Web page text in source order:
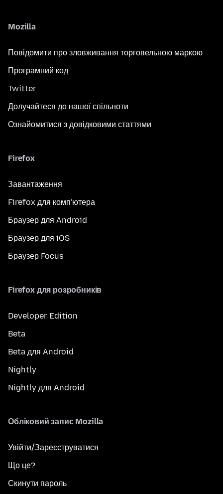
Mozilla
Повідомити про зловживання торговельною маркою
Програмний код
Twitter
Долучайтеся до нашої спільноти
Ознайомитися з довідковими статтями
Firefox
Завантаження
Firefox для комп'ютера
Браузер для Android
Браузер для iOS
Браузер Focus
Firefox для розробників
Developer Edition
Beta
Beta для Android
Nightly
Nightly для Android
Обліковий запис Mozilla
Увійти/Зареєструватися
Що це?
Скинути пароль